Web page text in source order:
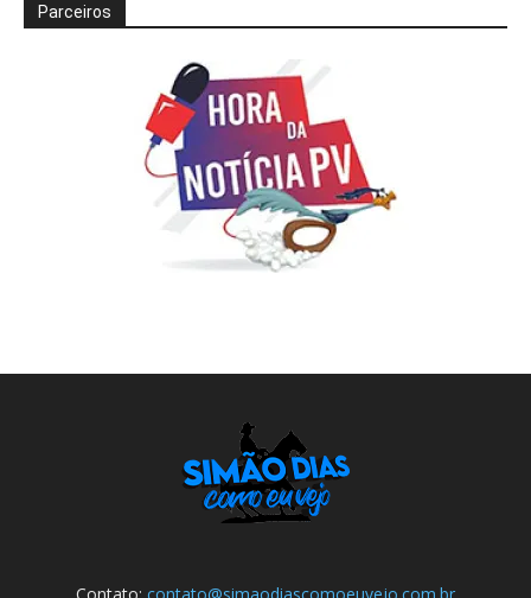
Parceiros
Contato: contato@simaodiascomoeuvejo.com.br